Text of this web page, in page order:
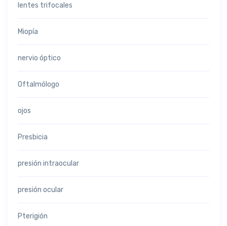
lentes trifocales
Miopía
nervio óptico
Oftalmólogo
ojos
Presbicia
presión intraocular
presión ocular
Pterigión